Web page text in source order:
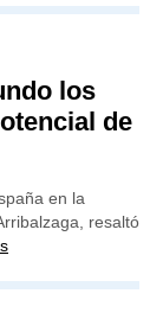
los
de
en la
resaltó